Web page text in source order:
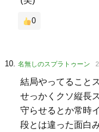
0
名無しのスプラトゥーン
結局やってること
せっかくクソ縦長
守らせるとか常時
段とは違った面白